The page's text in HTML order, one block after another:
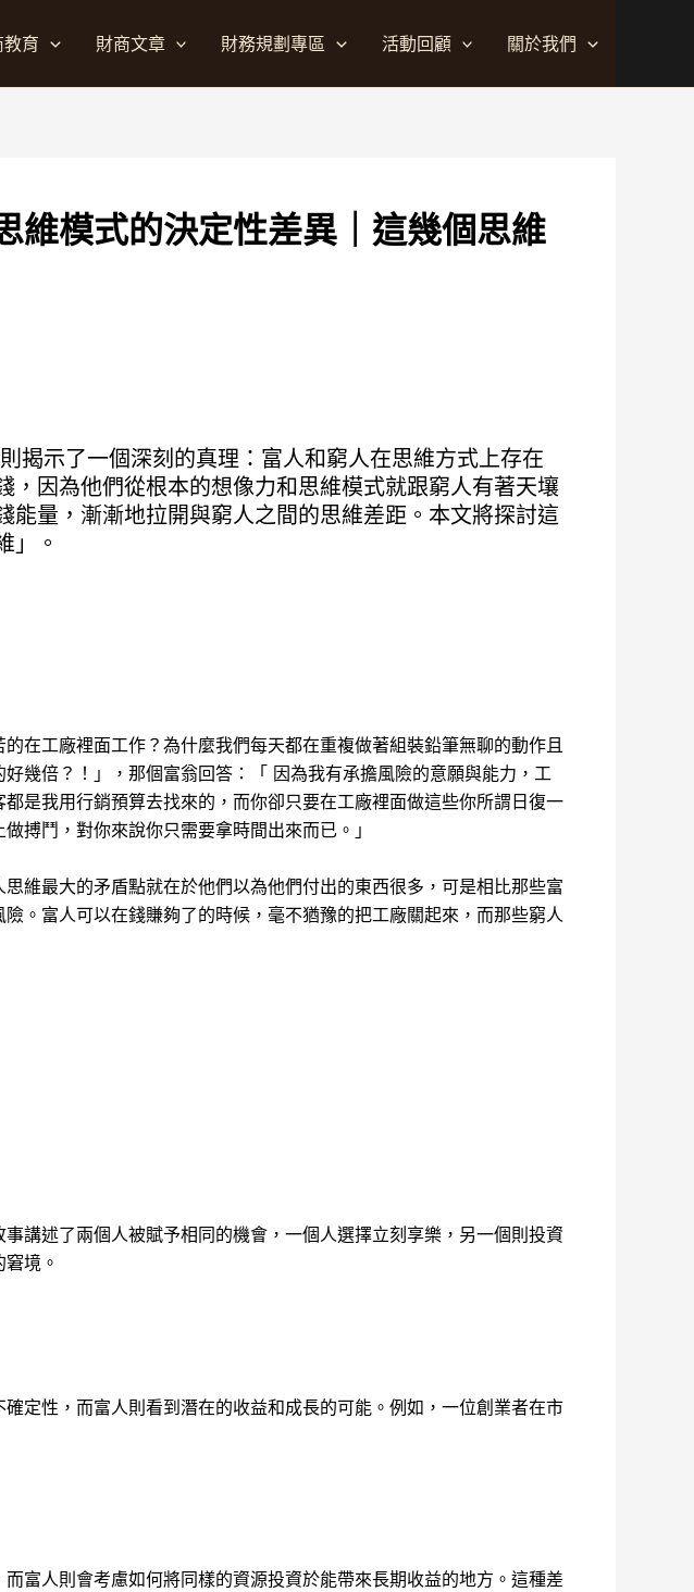
教育 財商文章 財務規劃專區 活動回顧 關於我們
維模式的決定性差異｜這幾個思維
揭示了一個深刻的真理：富人和窮人在思維方式上存在
因為他們從根本的想像力和思維模式就跟窮人有著天壤
量，漸漸地拉開與窮人之間的思維差距。本文將探討這
」。
在工廠裡面工作？為什麼我們每天都在重複做著組裝鉛筆無聊的動作且
幾倍？！」，那個富翁回答：「 因為我有承擔風險的意願與能力，工
是我用行銷預算去找來的，而你卻只要在工廠裡面做這些你所謂日復一
搏鬥，對你來說你只需要拿時間出來而已。」
維最大的矛盾點就在於他們以為他們付出的東西很多，可是相比那些富
。富人可以在錢賺夠了的時候，毫不猶豫的把工廠關起來，而那些窮人
講述了兩個人被賦予相同的機會，一個人選擇立刻享樂，另一個則投資
境。
定性，而富人則看到潛在的收益和成長的可能。例如，一位創業者在市
富人則會考慮如何將同樣的資源投資於能帶來長期收益的地方。這種差